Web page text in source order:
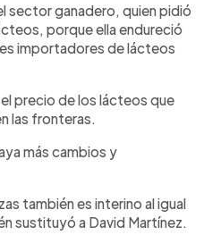
sector ganadero, quien pidió
porque ella endureció
importadores de lácteos
precio de los lácteos que
las fronteras.
más cambios y
también es interino al igual
sustituyó a David Martínez.